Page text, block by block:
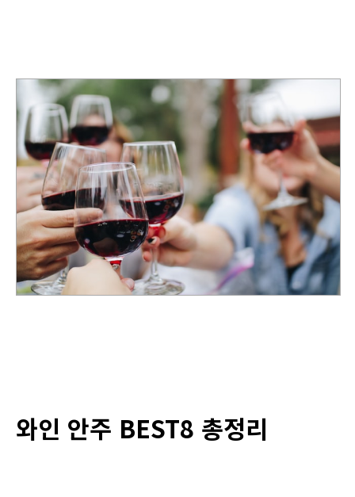
와인 안주 BEST8 총정리